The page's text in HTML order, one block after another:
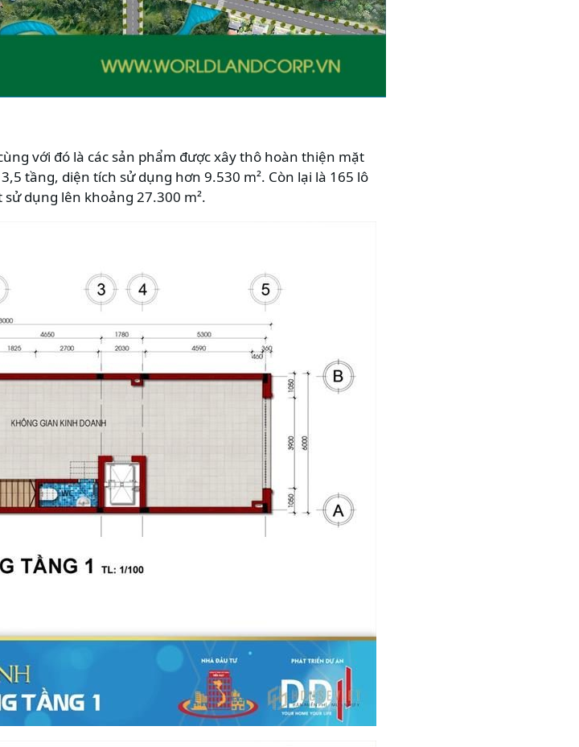
với đó là các sản phẩm được xây thô hoàn thiện mặt
tầng, diện tích sử dụng hơn 9.530 m². Còn lại là 165 lô
dụng lên khoảng 27.300 m².